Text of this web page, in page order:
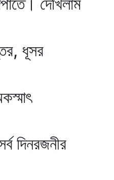
ধূসর
দিনরজনীর